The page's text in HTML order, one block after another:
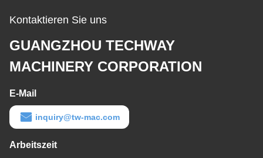
Kontaktieren Sie uns
GUANGZHOU TECHWAY
MACHINERY CORPORATION
E-Mail
inquiry@tw-mac.com
Arbeitszeit